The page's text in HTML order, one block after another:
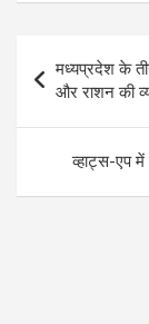
navigation
मध्यप्रदेश के
और राशन की
व्हाट्स-एप